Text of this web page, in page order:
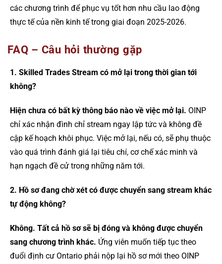
các chương trình để phục vụ tốt hơn nhu cầu lao động
thực tế của nền kinh tế trong giai đoạn 2025-2026.
FAQ – Câu hỏi thường gặp
1. Skilled Trades Stream có mở lại trong thời gian tới
không?
Hiện chưa có bất kỳ thông báo nào về việc mở lại. OINP
chỉ xác nhận đình chỉ stream ngay lập tức và không đề
cập kế hoạch khôi phục. Việc mở lại, nếu có, sẽ phụ thuộc
vào quá trình đánh giá lại tiêu chí, cơ chế xác minh và
hạn ngạch đề cử trong những năm tới.
2. Hồ sơ đang chờ xét có được chuyển sang stream khác
tự động không?
Không. Tất cả hồ sơ sẽ bị đóng và không được chuyển
sang chương trình khác. Ứng viên muốn tiếp tục theo
đuổi định cư Ontario phải nộp lại hồ sơ mới theo OINP